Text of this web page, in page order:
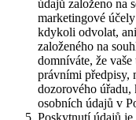
údajů založeno na
marketingové
kdykoli odvolat,
založeného na
domníváte, že
právními předpisy,
dozorového úřadu,
osobních údajů v
Poskytnutí údajů